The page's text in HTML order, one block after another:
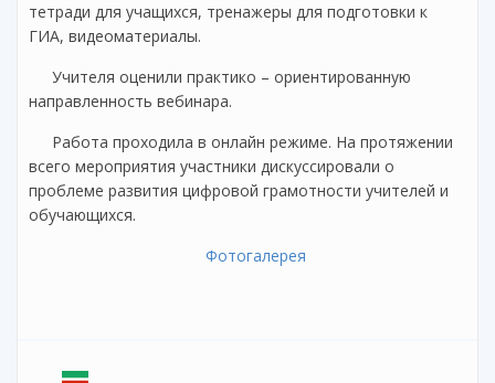
тетради для учащихся, тренажеры для подготовки к
ГИА, видеоматериалы.
Учителя оценили практико – ориентированную
направленность вебинара.
Работа проходила в онлайн режиме. На протяжении
всего мероприятия участники дискуссировали о
проблеме развития цифровой грамотности учителей и
обучающихся.
Фотогалерея